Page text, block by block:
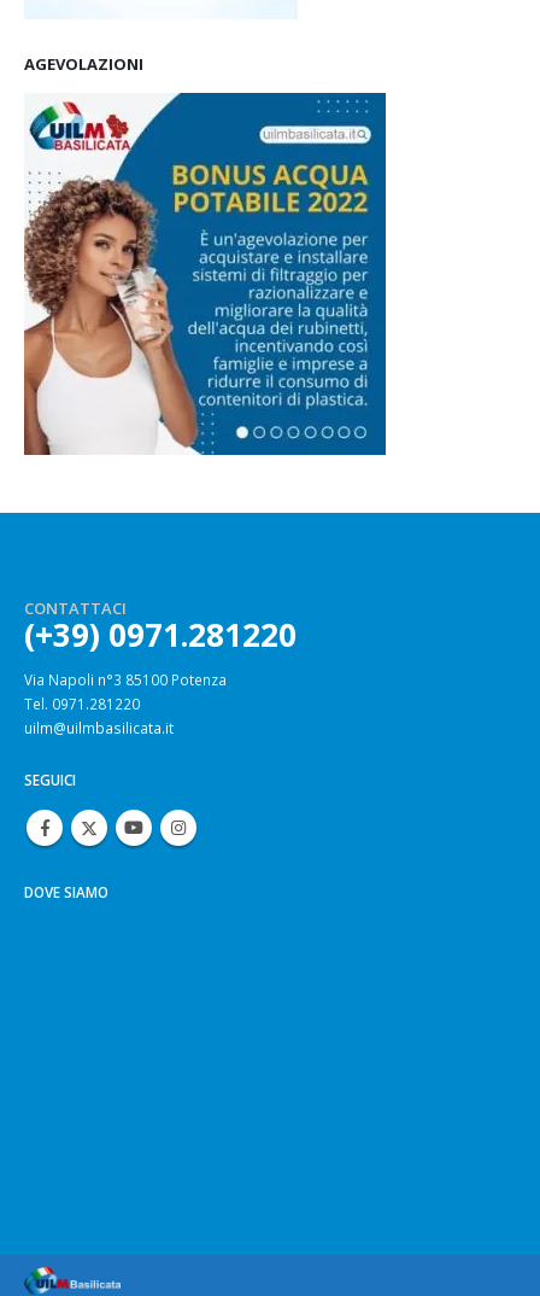
AGEVOLAZIONI
CONTATTACI
(+39) 0971.281220
Via Napoli n°3 85100 Potenza
Tel. 0971.281220
uilm@uilmbasilicata.it
SEGUICI
DOVE SIAMO